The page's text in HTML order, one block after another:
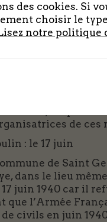
volonté de faire
libre et
existent
générations qui
Lèves (Champ de
les
de ces
: le 17 juin
de Saint
dans le lieu
juin 1940 car il
l’Armée
civils en juin
des cookies. Si
choisir le
notre politique